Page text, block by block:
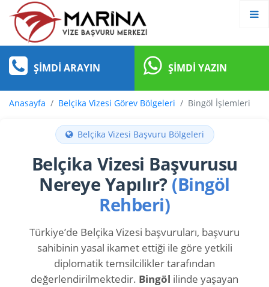
ŞIMDI ARAYIN ŞIMDI YAZIN
Anasayfa Belçika Vizesi Görev Bölgeleri Bingöl İşlemleri
Belçika Vizesi Başvuru Bölgeleri
Belçika Vizesi Başvurusu
Nereye Yapılır? (Bingöl
Rehberi)
Türkiye’de Belçika Vizesi başvuruları, başvuru
sahibinin yasal ikamet ettiği ile göre yetkili
diplomatik temsilcilikler tarafından
değerlendirilmektedir. Bingöl ilinde yaşayan